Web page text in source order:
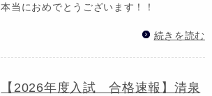
本当におめでとうございます！！
続きを読む
【2026年度入試 合格速報】清泉